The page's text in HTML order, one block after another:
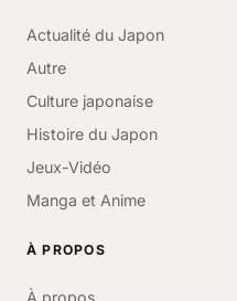
Actualité du Japon
Autre
Culture japonaise
Histoire du Japon
Jeux-Vidéo
Manga et Anime
À PROPOS
À propos